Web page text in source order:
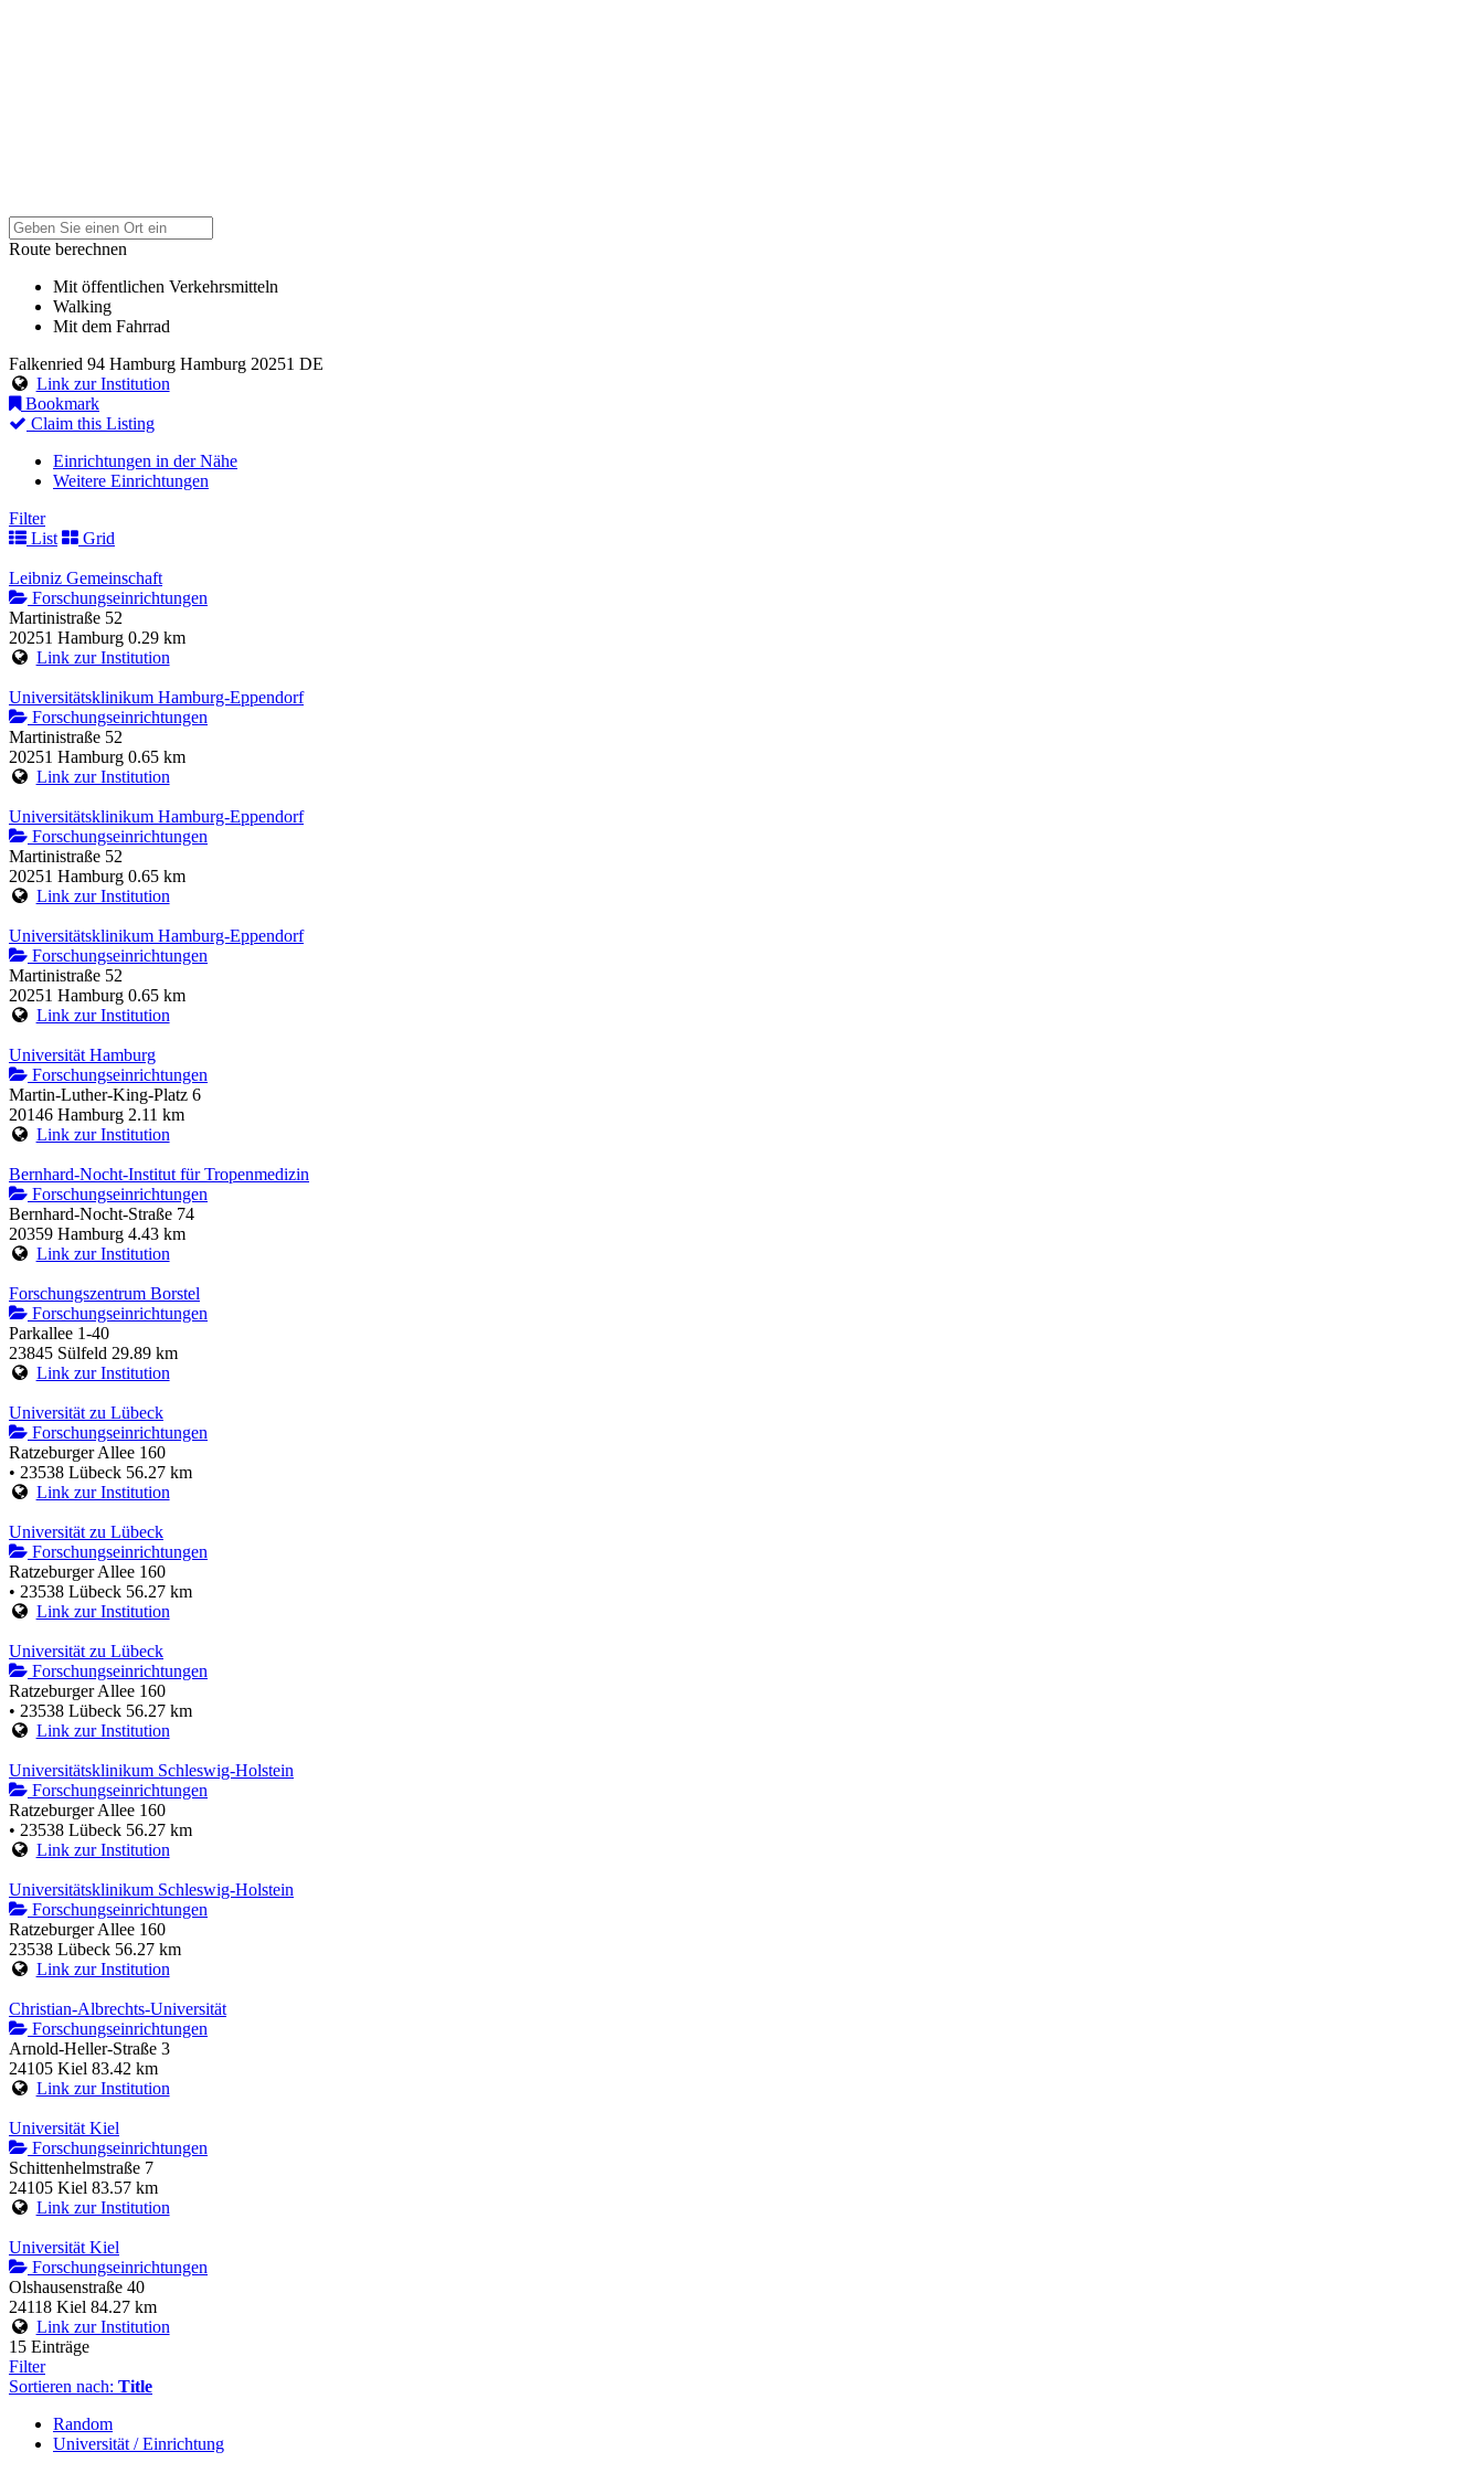
Route berechnen
Mit öffentlichen Verkehrsmitteln
Walking
Mit dem Fahrrad
Falkenried 94 Hamburg Hamburg 20251 DE
Link zur Institution
Bookmark
Claim this Listing
Einrichtungen in der Nähe
Weitere Einrichtungen
Filter
List
Grid
Leibniz Gemeinschaft
Forschungseinrichtungen
Martinistraße 52
20251 Hamburg 0.29 km
Link zur Institution
Universitätsklinikum Hamburg-Eppendorf
Forschungseinrichtungen
Martinistraße 52
20251 Hamburg 0.65 km
Link zur Institution
Universitätsklinikum Hamburg-Eppendorf
Forschungseinrichtungen
Martinistraße 52
20251 Hamburg 0.65 km
Link zur Institution
Universitätsklinikum Hamburg-Eppendorf
Forschungseinrichtungen
Martinistraße 52
20251 Hamburg 0.65 km
Link zur Institution
Universität Hamburg
Forschungseinrichtungen
Martin-Luther-King-Platz 6
20146 Hamburg 2.11 km
Link zur Institution
Bernhard-Nocht-Institut für Tropenmedizin
Forschungseinrichtungen
Bernhard-Nocht-Straße 74
20359 Hamburg 4.43 km
Link zur Institution
Forschungszentrum Borstel
Forschungseinrichtungen
Parkallee 1-40
23845 Sülfeld 29.89 km
Link zur Institution
Universität zu Lübeck
Forschungseinrichtungen
Ratzeburger Allee 160
• 23538 Lübeck 56.27 km
Link zur Institution
Universität zu Lübeck
Forschungseinrichtungen
Ratzeburger Allee 160
• 23538 Lübeck 56.27 km
Link zur Institution
Universität zu Lübeck
Forschungseinrichtungen
Ratzeburger Allee 160
• 23538 Lübeck 56.27 km
Link zur Institution
Universitätsklinikum Schleswig-Holstein
Forschungseinrichtungen
Ratzeburger Allee 160
• 23538 Lübeck 56.27 km
Link zur Institution
Universitätsklinikum Schleswig-Holstein
Forschungseinrichtungen
Ratzeburger Allee 160
23538 Lübeck 56.27 km
Link zur Institution
Christian-Albrechts-Universität
Forschungseinrichtungen
Arnold-Heller-Straße 3
24105 Kiel 83.42 km
Link zur Institution
Universität Kiel
Forschungseinrichtungen
Schittenhelmstraße 7
24105 Kiel 83.57 km
Link zur Institution
Universität Kiel
Forschungseinrichtungen
Olshausenstraße 40
24118 Kiel 84.27 km
Link zur Institution
15 Einträge
Filter
Sortieren nach: Title
Random
Universität / Einrichtung